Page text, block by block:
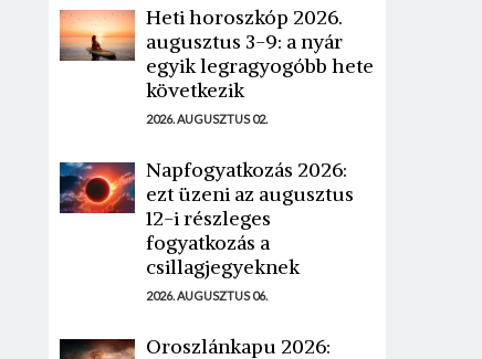
Heti horoszkóp 2026.
augusztus 3-9: a nyár
egyik legragyogóbb hete
következik
2026. AUGUSZTUS 02.
Napfogyatkozás 2026:
ezt üzeni az augusztus
12-i részleges
fogyatkozás a
csillagjegyeknek
2026. AUGUSZTUS 06.
Oroszlánkapu 2026: